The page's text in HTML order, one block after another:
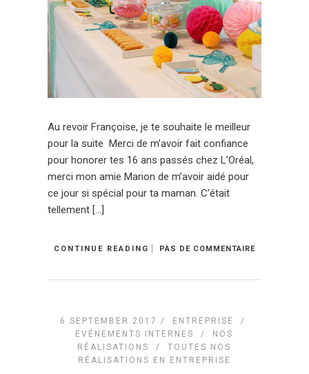
Au revoir Françoise, je te souhaite le meilleur
pour la suite Merci de m’avoir fait confiance
pour honorer tes 16 ans passés chez L’Oréal,
merci mon amie Marion de m’avoir aidé pour
ce jour si spécial pour ta maman. C’était
tellement […]
CONTINUE READING PAS DE COMMENTAIRE
6 SEPTEMBER 2017 / ENTREPRISE
/
EVÉNEMENTS INTERNES
/ NOS
RÉALISATIONS
/TOUTES NOS
RÉALISATIONS EN ENTREPRISE